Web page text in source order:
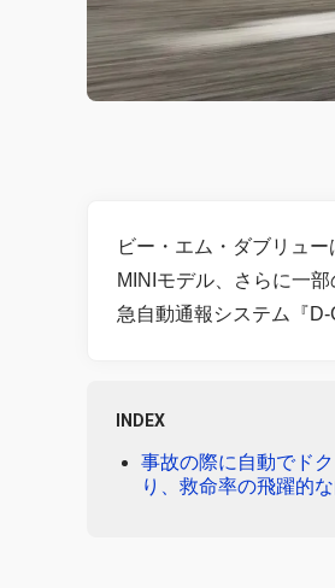
ビー・エム・ダブリュ
MINIモデル、さらに一
急自動通報システム『
INDEX
事故の際に自動でド
り、救命率の飛躍的